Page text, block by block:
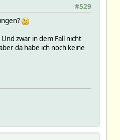
? { loadState => $compare }
#529
zwar in dem Fall nicht
da habe ich noch keine